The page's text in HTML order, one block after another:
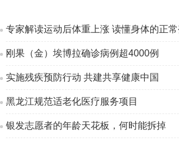
专家解读运动后体重上涨 读懂身体的正
刚果（金）埃博拉确诊病例超4000例
实施残疾预防行动 共建共享健康中国
黑龙江规范适老化医疗服务项目
银发志愿者的年龄天花板，何时能拆掉